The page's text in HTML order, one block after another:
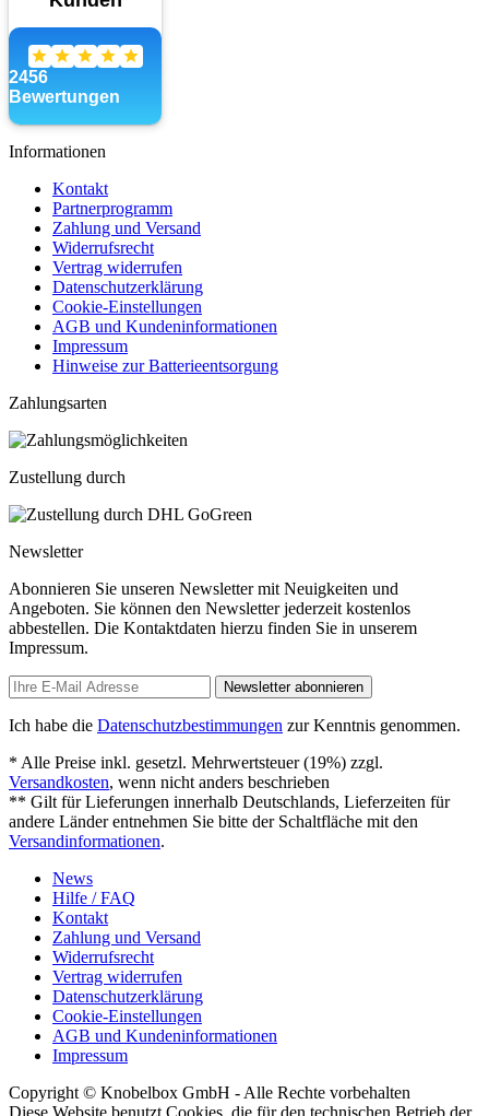
Informationen
Kontakt
Partnerprogramm
Zahlung und Versand
Widerrufsrecht
Vertrag widerrufen
Datenschutzerklärung
Cookie-Einstellungen
AGB und Kundeninformationen
Impressum
Hinweise zur Batterieentsorgung
Zahlungsarten
Zustellung durch
Newsletter
Abonnieren Sie unseren Newsletter mit Neuigkeiten und
Angeboten. Sie können den Newsletter jederzeit kostenlos
abbestellen. Die Kontaktdaten hierzu finden Sie in unserem
Impressum.
Newsletter abonnieren
Ich habe die Datenschutzbestimmungen zur Kenntnis genommen.
* Alle Preise inkl. gesetzl. Mehrwertsteuer (19%) zzgl.
Versandkosten, wenn nicht anders beschrieben
** Gilt für Lieferungen innerhalb Deutschlands, Lieferzeiten für
andere Länder entnehmen Sie bitte der Schaltfläche mit den
Versandinformationen.
News
Hilfe / FAQ
Kontakt
Zahlung und Versand
Widerrufsrecht
Vertrag widerrufen
Datenschutzerklärung
Cookie-Einstellungen
AGB und Kundeninformationen
Impressum
Copyright © Knobelbox GmbH - Alle Rechte vorbehalten
Diese Website benutzt Cookies, die für den technischen Betrieb der